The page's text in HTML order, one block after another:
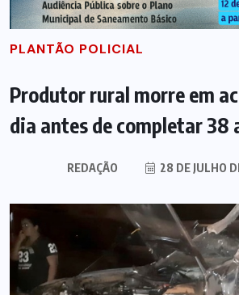
PLANTÃO POLICIAL
Produtor rural morre em
dia antes de completar 38
REDAÇÃO 28 DE JULHO